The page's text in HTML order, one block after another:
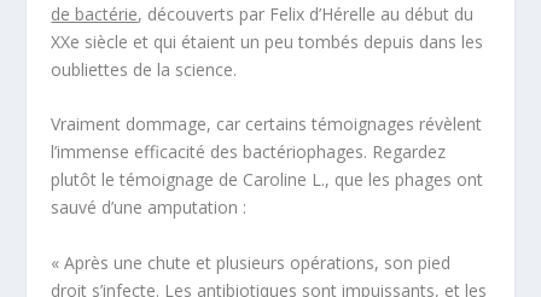
de bactérie, découverts par Felix d’Hérelle au début du
XXe siècle et qui étaient un peu tombés depuis dans les
oubliettes de la science.
Vraiment dommage, car certains témoignages révèlent
l’immense efficacité des bactériophages. Regardez
plutôt le témoignage de Caroline L., que les phages ont
sauvé d’une amputation :
«Après une chute et plusieurs opérations, son pied
droit s’infecte. Les antibiotiques sont impuissants, et les